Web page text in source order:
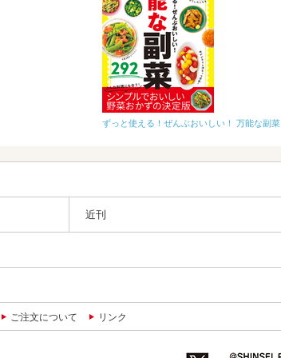
ずっと使える！ぜんぶおいしい！ 万能な副菜
近刊
ご注文について リンク